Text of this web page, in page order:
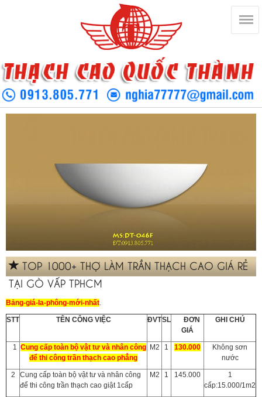
TOP 1000+ THỢ LÀM TRẦN THẠCH CAO GIÁ RẺ
TẠI GÒ VẤP TPHCM
Bảng-giá-la-phông-mới-nhất
STT TÊN CÔNG VIỆC ĐVTSL
ĐƠN
GIÁ
GHI CHÚ
1
Cung cấp toàn bộ vật tư và nhân công
để thi công trần thạch cao phẳng
M2 1 130.000
Không sơn
nước
2
Cung cấp toàn bộ vật tư và nhân công
để thi công trần thạch cao giật 1cấp
M2 1 145.000
1
cấp:15.000/1m2